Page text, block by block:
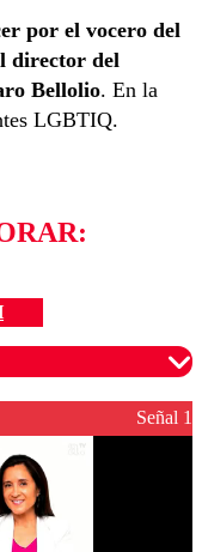
por el vocero del
director del
Bellolio. En la
LGBTIQ.
garantizar un
Señal 1